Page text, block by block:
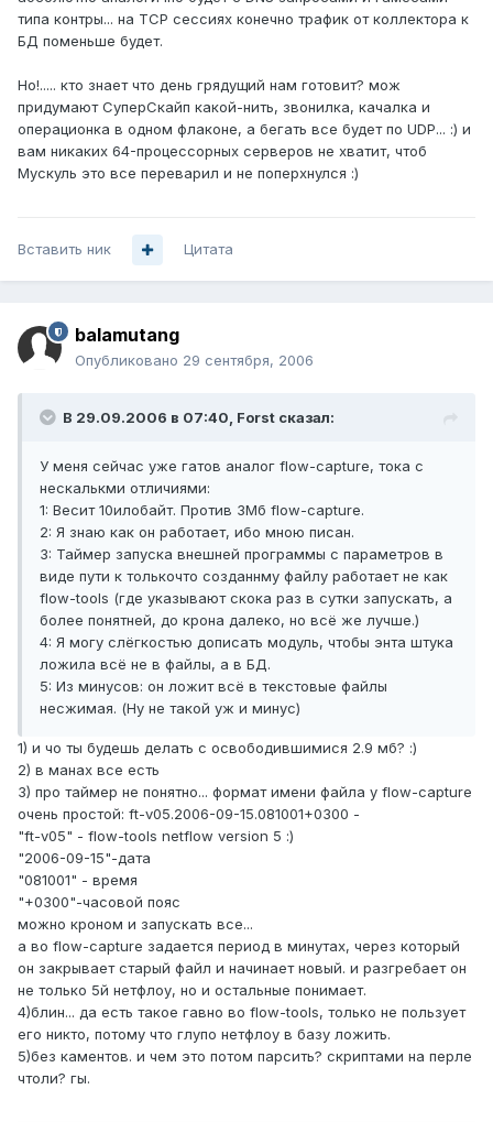
типа контры... на TCP сессиях конечно трафик от коллектора к
БД поменьше будет.
Но!..... кто знает что день грядущий нам готовит? мож
придумают СуперСкайп какой-нить, звонилка, качалка и
операционка в одном флаконе, а бегать все будет по UDP... :) и
вам никаких 64-процессорных серверов не хватит, чтоб
Мускуль это все переварил и не поперхнулся :)
Вставить ник Цитата
balamutang
Опубликовано 29 сентября, 2006
В 29.09.2006 в 07:40, Forst сказал:
У меня сейчас уже гатов аналог flow-capture, тока с
нескалькми отличиями:
1: Весит 10илобайт. Против 3Мб flow-capture.
2: Я знаю как он работает, ибо мною писан.
3: Таймер запуска внешней программы с параметров в
виде пути к толькочто созданнму файлу работает не как
flow-tools (где указывают скока раз в сутки запускать, а
более понятней, до крона далеко, но всё же лучше.)
4: Я могу слёгкостью дописать модуль, чтобы энта штука
ложила всё не в файлы, а в БД.
5: Из минусов: он ложит всё в текстовые файлы
несжимая. (Ну не такой уж и минус)
1) и чо ты будешь делать с освободившимися 2.9 мб? :)
2) в манах все есть
3) про таймер не понятно... формат имени файла у flow-capture
очень простой: ft-v05.2006-09-15.081001+0300 -
"ft-v05" - flow-tools netflow version 5 :)
"2006-09-15"-дата
"081001" - время
"+0300"-часовой пояс
можно кроном и запускать все...
а во flow-capture задается период в минутах, через который
он закрывает старый файл и начинает новый. и разгребает он
не только 5й нетфлоу, но и остальные понимает.
4)блин... да есть такое гавно во flow-tools, только не пользует
его никто, потому что глупо нетфлоу в базу ложить.
5)без каментов. и чем это потом парсить? скриптами на перле
чтоли? гы.